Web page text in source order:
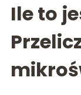
Ile to